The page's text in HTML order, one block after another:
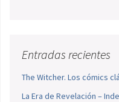
Entradas recientes
The Witcher. Los cómics
La Era de Revelación –